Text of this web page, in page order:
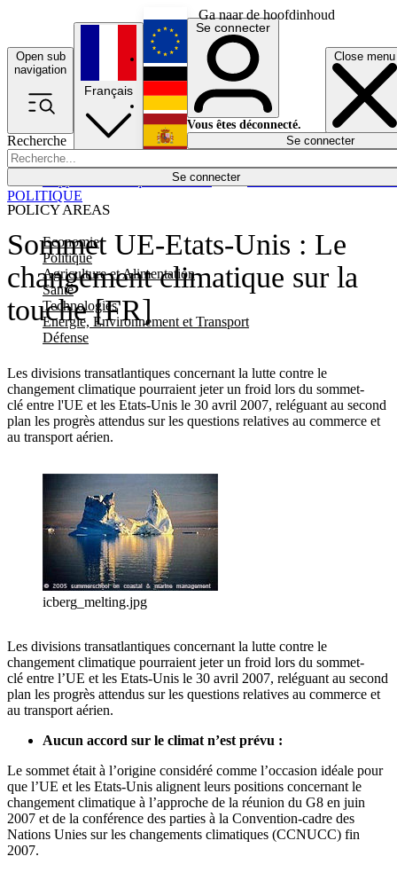
Ga naar de hoofdinhoud
Open sub
navigation
Close menu
Recherche
Se connecter
POLICY AREAS
Economie
Politique
Agriculture et Alimentation
Santé
Technologies
Energie, Environnement et Transport
Défense
Économie
Français
English
Deutsch
Español
Se connecter
Vous êtes déconnecté.
Se connecter
Sommet UE-Etats-Unis : Le
changement climatique sur la
touche [FR]
Les divisions transatlantiques concernant la lutte contre le
changement climatique pourraient jeter un froid lors du sommet-
clé entre l'UE et les Etats-Unis le 30 avril 2007, reléguant au second
plan les progrès attendus sur les questions relatives au commerce et
au transport aérien.
POLITIQUE
icberg_melting.jpg
Les divisions transatlantiques concernant la lutte contre le
changement climatique pourraient jeter un froid lors du sommet-
clé entre l’UE et les Etats-Unis le 30 avril 2007, reléguant au second
plan les progrès attendus sur les questions relatives au commerce et
au transport aérien.
Aucun accord sur le climat n’est prévu :
Le sommet était à l’origine considéré comme l’occasion idéale pour
que l’UE et les Etats-Unis alignent leurs positions concernant le
changement climatique à l’approche de la réunion du G8 en juin
2007 et de la conférence des parties à la Convention-cadre des
Nations Unies sur les changements climatiques (CCNUCC) fin
2007.